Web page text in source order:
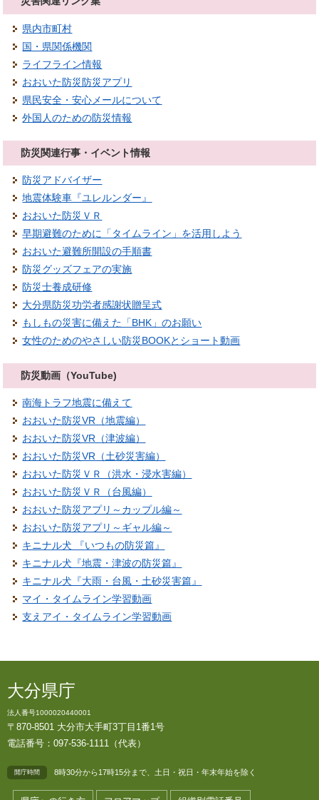
県内市町村
国・県関係機関
ライフライン情報
おおいた防災防災アプリ
県民安全・安心メールについて
外国人のための防災情報
防災関連行事・イベント情報
防災アドバイザー
地震体験車『ユレルンダー』
おおいた防災ＶＲ
早期避難のために「タイムライン」を活用しよう
おおいた避難所開設の手順書
防災グッズフェアの実施
防災士養成研修
大分県防災功労者感謝状贈呈式
もしもの災害に備えた「BHK」のお願い
女性のためのやさしい防災BOOKとショート動画
防災動画（YouTube)
南海トラフ地震に備えて
おおいた防災VR（地震編）
おおいた防災VR（津波編）
おおいた防災VR（土砂災害編）
おおいた防災ＶＲ（洪水・浸水害編）
おおいた防災ＶＲ（台風編）
おおいた防災アプリ～カップル編～
おおいた防災アプリ～ギャル編～
キニナル犬 『いつもの防災篇』
キニナル犬『地震・津波の防災篇』
キニナル犬『大雨・台風・土砂災害篇』
マイ・タイムライン学習動画
支えアイ・タイムライン学習動画
大分県庁
法人番号1000020440001
〒870-8501 大分市大手町3丁目1番1号
電話番号：097-536-1111（代表）
開庁時間 8時30分から17時15分まで、土日・祝日・年末年始を除く